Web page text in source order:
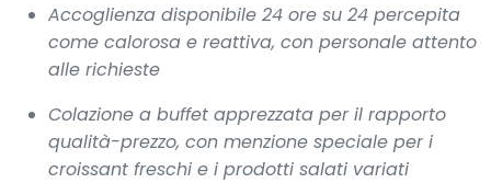
Accoglienza disponibile 24 ore su 24 percepita
come calorosa e reattiva, con personale attento
alle richieste
Colazione a buffet apprezzata per il rapporto
qualità-prezzo, con menzione speciale per i
croissant freschi e i prodotti salati variati